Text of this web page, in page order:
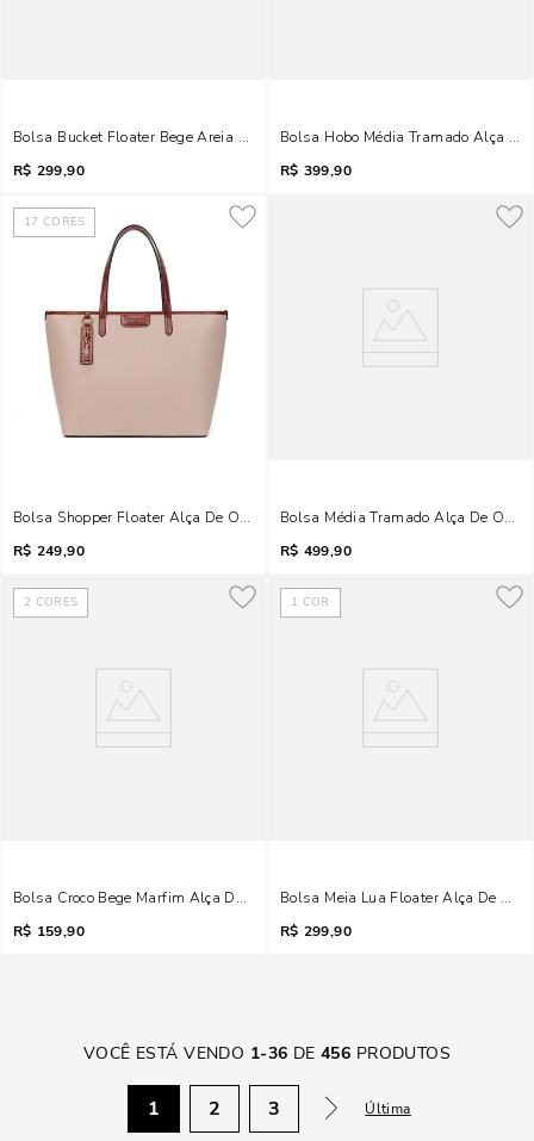
Bolsa Bucket Floater Bege Areia Transversal
R$ 299,90
Bolsa Hobo Média Tramado Alça De
R$ 399,90
17 CORES
Bolsa Shopper Floater Alça De Ombro Bege Sand
R$ 249,90
Bolsa Média Tramado Alça De
R$ 499,90
2 CORES
Bolsa Croco Bege Marfim Alça De Corrente Transversal
R$ 159,90
1 COR
Bolsa Meia Lua Floater Alça De
R$ 299,90
VOCÊ ESTÁ VENDO 1-36 DE456 PRODUTOS
1 2 3 Última